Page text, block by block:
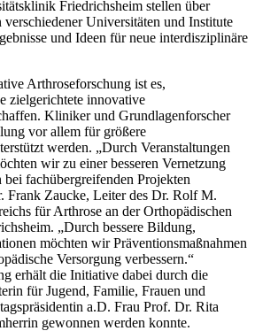
Friedrichsheim stellen über
Universitäten und Institute
und Ideen für neue interdisziplinäre
Arthroseforschung ist es,
zielgerichtete innovative
Kliniker und Grundlagenforscher
vor allem für größere
werden. „Durch Veranstaltungen
wir zu einer besseren Vernetzung
fachübergreifenden Projekten
Frank Zaucke, Leiter des Dr. Rolf M.
für Arthrose an der Orthopädischen
„Durch bessere Bildung,
möchten wir Präventionsmaßnahmen
Versorgung verbessern.“
erhält die Initiative dabei durch die
für Jugend, Familie, Frauen und
a.D. Frau Prof. Dr. Rita
gewonnen werden konnte.